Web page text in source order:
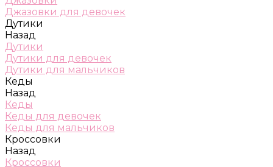
Джазовки для девочек
Дутики
Назад
Дутики
Дутики для девочек
Дутики для мальчиков
Кеды
Назад
Кеды
Кеды для девочек
Кеды для мальчиков
Кроссовки
Назад
Кроссовки